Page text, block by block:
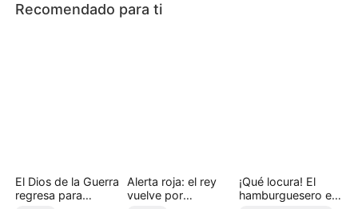
Recomendado para ti
El Dios de la Guerra
regresa para
Alerta roja: el rey
vuelve por
¡Qué locura! El
hamburguesero es